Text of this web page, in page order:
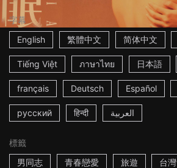
字幕
English
繁體中文 简体中文
Tiếng Việt ภาษาไทย 日本語
français Deutsch Español
русский हिन्दी العربية
標籤
男同志
青春戀愛 旅遊 台灣